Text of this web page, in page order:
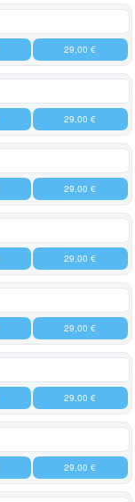
29,00 €
29,00 €
29,00 €
29,00 €
29,00 €
29,00 €
29,00 €